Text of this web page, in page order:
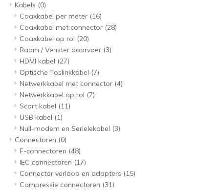
Kabels (0)
Coaxkabel per meter (16)
Coaxkabel met connector (28)
Coaxkabel op rol (20)
Raam / Venster doorvoer (3)
HDMI kabel (27)
Optische Toslinkkabel (7)
Netwerkkabel met connector (4)
Netwerkkabel op rol (7)
Scart kabel (11)
USB kabel (1)
Null-modem en Serielekabel (3)
Connectoren (0)
F-connectoren (48)
IEC connectoren (17)
Connector verloop en adapters (15)
Compressie connectoren (31)